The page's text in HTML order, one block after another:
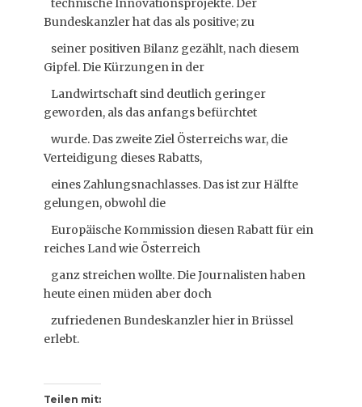
technische Innovationsprojekte. Der
Bundeskanzler hat das als positive; zu
seiner positiven Bilanz gezählt, nach diesem
Gipfel. Die Kürzungen in der
Landwirtschaft sind deutlich geringer
geworden, als das anfangs befürchtet
wurde. Das zweite Ziel Österreichs war, die
Verteidigung dieses Rabatts,
eines Zahlungsnachlasses. Das ist zur Hälfte
gelungen, obwohl die
Europäische Kommission diesen Rabatt für ein
reiches Land wie Österreich
ganz streichen wollte. Die Journalisten haben
heute einen müden aber doch
zufriedenen Bundeskanzler hier in Brüssel
erlebt.
Teilen mit: